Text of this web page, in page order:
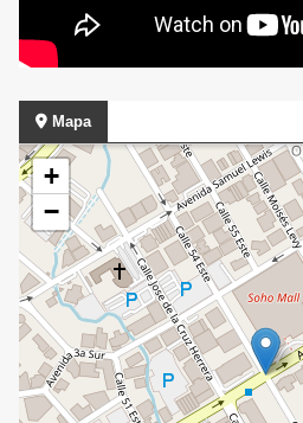
Mapa
+
−